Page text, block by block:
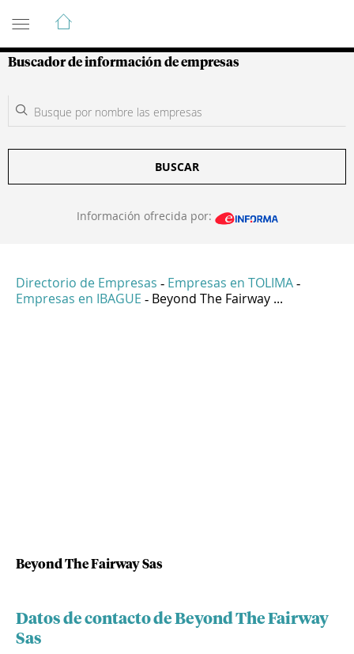
Guía de Empresas Colombianas
Buscador de información de empresas
BUSCAR
Información ofrecida por:
Directorio de Empresas - Empresas en TOLIMA -
Empresas en IBAGUE - Beyond The Fairway ...
Beyond The Fairway Sas
Datos de contacto de Beyond The Fairway
Sas